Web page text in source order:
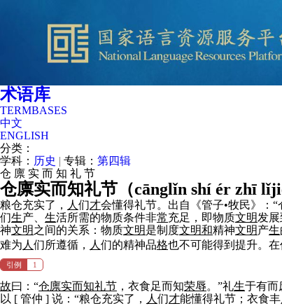
术语库
TERMBASES
中文
ENGLISH
分类：
学科： 历史 | 专辑： 第四辑
仓 廪 实 而 知 礼 节
仓廪实而知礼节（cānglǐn shí ér zhī
粮仓充实了， 人 们才会懂得礼节。出自《管子•牧民》：“
们生产、 生活所需的物质条件非常充足，即物质文明发
神文明之间的关系：物质文明是制度文明和精神文明产生
难为 人 们所遵循， 人 们的精神品格也不可能得到提升。
引例 1
故曰：“仓廪实而知礼节 ，衣食足而知荣辱。”礼生于有而
以 [ 管仲 ] 说：“粮仓充实了， 人 们才能懂得礼节；衣食丰